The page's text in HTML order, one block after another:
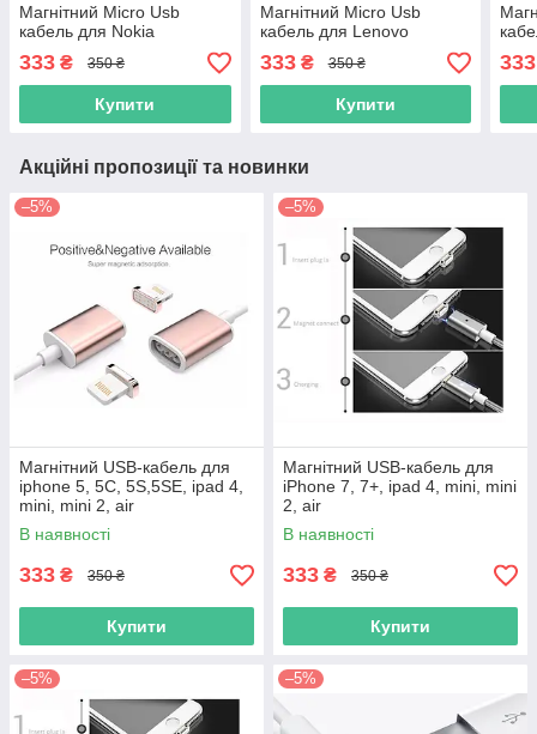
Магнітний Micro Usb
кабель для Nokia
333 ₴ 350 ₴
Купити
Магнітний Micro Usb
кабель для Lenovo
333₴ 350 ₴
Купити
333
Акційні пропозиції та новинки
–5%
Магнітний USB-кабель для
iphone 5, 5C, 5S,5SE, ipad 4,
mini, mini 2, air
В наявності
333 ₴ 350 ₴
Купити
–5%
Магнітний USB-кабель для
iPhone 7, 7+, ipad 4, mini, mini
2, air
В наявності
333 ₴ 350 ₴
Купити
–5% –5%